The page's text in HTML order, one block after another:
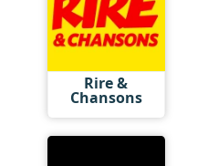
Rire &
Chansons